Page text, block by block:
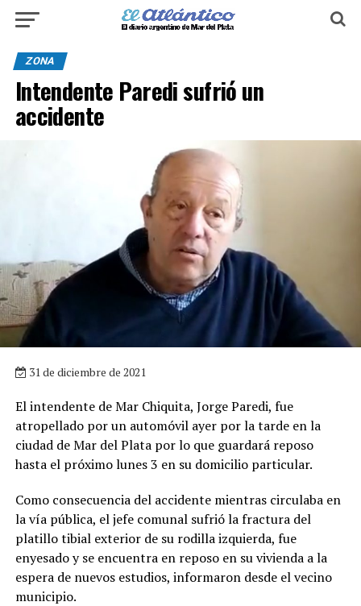
ZONA
Intendente Paredi sufrió un
accidente
31 de diciembre de 2021
El intendente de Mar Chiquita, Jorge Paredi, fue
atropellado por un automóvil ayer por la tarde en la
ciudad de Mar del Plata por lo que guardará reposo
hasta el próximo lunes 3 en su domicilio particular.
Como consecuencia del accidente mientras circulaba en
la vía pública, el jefe comunal sufrió la fractura del
platillo tibial exterior de su rodilla izquierda, fue
enyesado y se encuentra en reposo en su vivienda a la
espera de nuevos estudios, informaron desde el vecino
municipio.